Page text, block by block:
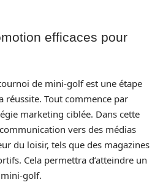
efficaces pour
de mini-golf est une étape
réussite. Tout commence par
marketing ciblée. Dans cette
vers des médias
du loisir, tels que des magazines
Cela permettra d’atteindre un
golf.